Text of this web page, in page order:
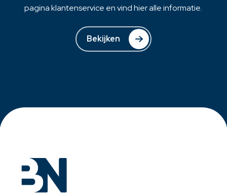
pagina klantenservice en vind hier alle informatie.
Bekijken